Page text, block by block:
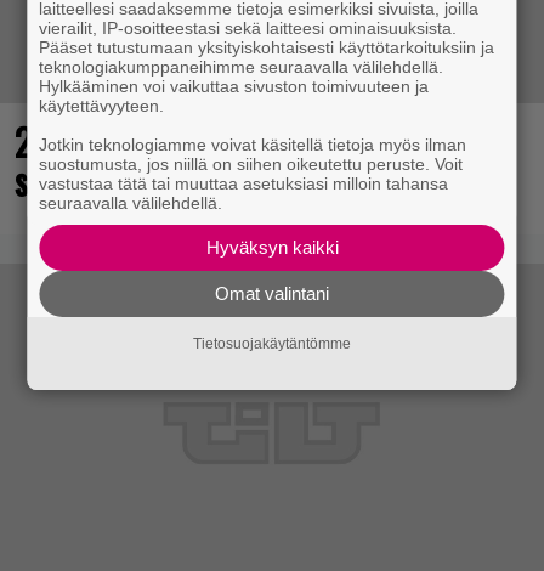
25 kaikkien aikojen parasta
supersankaripeliä listattu
laitteellesi saadaksemme tietoja esimerkiksi sivuista, joilla
vierailit, IP-osoitteestasi sekä laitteesi ominaisuuksista.
Pääset tutustumaan yksityiskohtaisesti käyttötarkoituksiin ja
teknologiakumppaneihimme seuraavalla välilehdellä.
Hylkääminen voi vaikuttaa sivuston toimivuuteen ja
käytettävyyteen.
Jotkin teknologiamme voivat käsitellä tietoja myös ilman
suostumusta, jos niillä on siihen oikeutettu peruste. Voit
vastustaa tätä tai muuttaa asetuksiasi milloin tahansa
seuraavalla välilehdellä.
Hyväksyn kaikki
Omat valintani
Tietosuojakäytäntömme